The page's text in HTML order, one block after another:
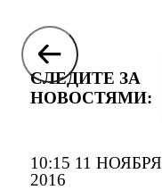
10:15 11 НОЯБРЯ
2016
СЛЕДИТЕ ЗА
НОВОСТЯМИ: